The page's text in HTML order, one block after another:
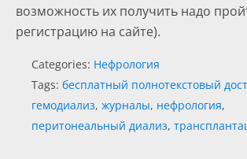
возможность их получить надо
регистрацию на сайте).
Categories: Нефрология
Tags: бесплатный полнотекстовый
гемодиализ, журналы, нефрология,
перитонеальный диализ,